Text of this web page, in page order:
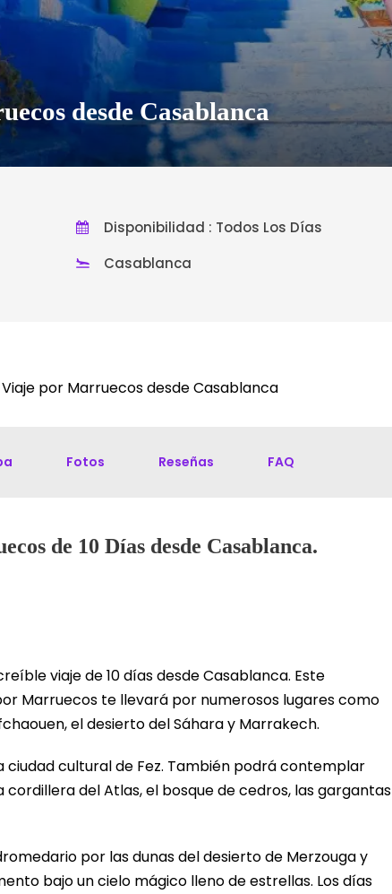
desde Casablanca
Disponibilidad : Todos Los Días
Casablanca
Viaje por Marruecos desde Casablanca
Fotos Reseñas FAQ
de 10 Días desde Casablanca.
viaje de 10 días desde Casablanca. Este
Marruecos te llevará por numerosos lugares como
el desierto del Sáhara y Marrakech.
cultural de Fez. También podrá contemplar
del Atlas, el bosque de cedros, las gargantas
por las dunas del desierto de Merzouga y
bajo un cielo mágico lleno de estrellas. Los días